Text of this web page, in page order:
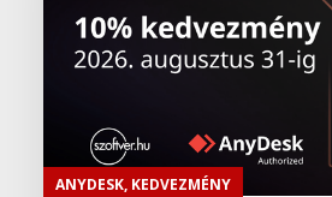
ANYDESK, KEDVEZMÉNY